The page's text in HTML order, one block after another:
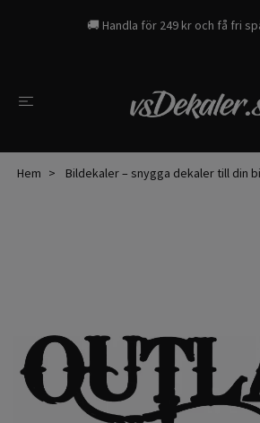
🚚 Handla för 249 kr och få fri
Hem Bildekaler – snygga dekaler till din